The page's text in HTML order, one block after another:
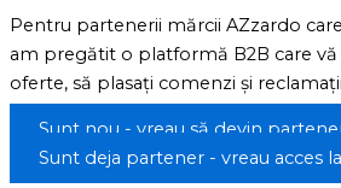
Pentru partenerii mărcii AZzardo
am pregătit o platformă B2B care
oferte, să plasați comenzi și
Sunt nou - vreau să devin
Sunt deja partener - vreau acces